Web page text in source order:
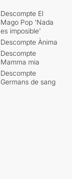
Descompte El
Mago Pop 'Nada
es imposible'
Descompte Ànima
Descompte
Mamma mia
Descompte
Germans de sang